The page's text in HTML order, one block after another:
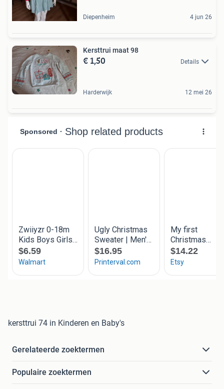
Diepenheim 4 jun 26
Kersttrui maat 98
€ 1,50 Details
Harderwijk 12 mei 26
kersttrui 74 in Kinderen en Baby's
Gerelateerde zoektermen
Populaire zoektermen